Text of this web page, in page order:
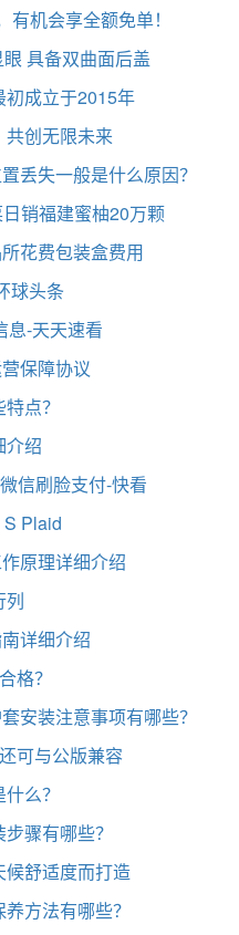
机会享全额免单！
具备双曲面后盖
初成立于2015年
共创无限未来
丢失一般是什么原因？
销福建蜜柚20万颗
花费包装盒费用
球头条
息-天天速看
保障协议
点？
介绍
信刷脸支付-快看
Plaid
原理详细介绍
列
详细介绍
格？
安装注意事项有哪些？
可与公版兼容
么？
骤有哪些？
舒适度而打造
方法有哪些？